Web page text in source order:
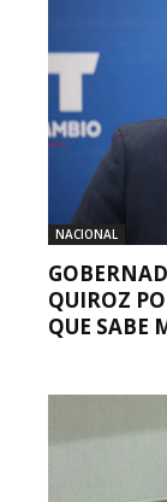
NACIONAL
QUIROZ
QUE SABE